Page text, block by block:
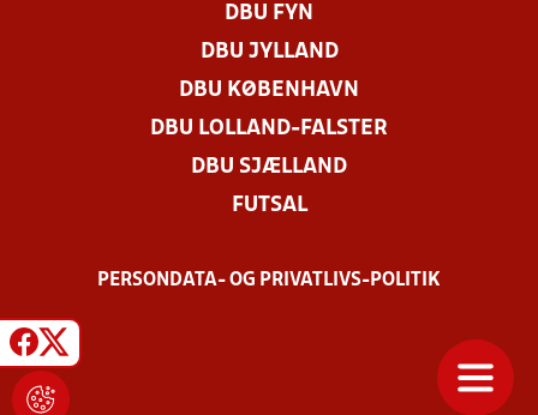
DBU FYN
DBU JYLLAND
DBU KØBENHAVN
DBU LOLLAND-FALSTER
DBU SJÆLLAND
FUTSAL
PERSONDATA- OG PRIVATLIVS-POLITIK